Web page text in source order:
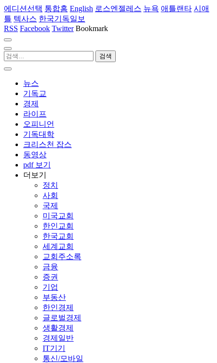
에디션선택 통합홈 English 로스엔젤레스 뉴욕 애틀랜타 시애
틀 텍사스 한국기독일보
RSS Facebook Twitter Bookmark
뉴스
기독교
경제
라이프
오피니언
기독대학
크리스천 잡스
동영상
pdf 보기
더보기
정치
사회
국제
미국교회
한인교회
한국교회
세계교회
교회주소록
금융
증권
기업
부동산
한인경제
글로벌경제
생활경제
경제일반
IT기기
통신/모바일